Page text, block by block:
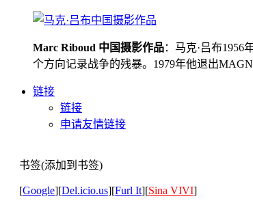
Marc Riboud 中国摄影作品：马克·吕布
个方向记录战争的残暴。1979年他退出
链接
链接
申请友情链接
书签(添加到书签)
[Google][Del.icio.us][Furl It][Sina VIVI]